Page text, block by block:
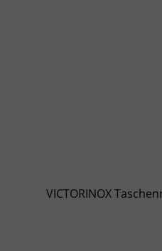
VICTORINOX